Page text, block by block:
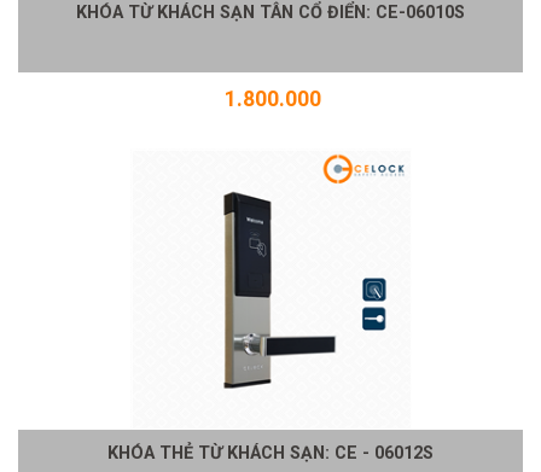
KHÓA TỪ KHÁCH SẠN TÂN CỔ ĐIỂN: CE-06010S
1.800.000
KHÓA THẺ TỪ KHÁCH SẠN: CE - 06012S